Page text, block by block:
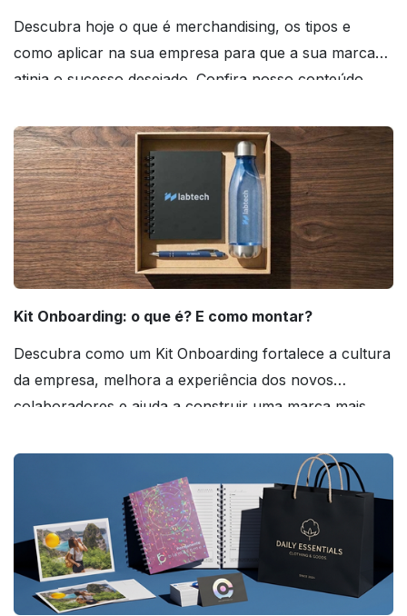
Descubra hoje o que é merchandising, os tipos e
como aplicar na sua empresa para que a sua marca
atinja o sucesso desejado. Confira nosso conteúdo
Kit Onboarding: o que é? E como montar?
Descubra como um Kit Onboarding fortalece a cultura
da empresa, melhora a experiência dos novos
colaboradores e ajuda a construir uma marca mais